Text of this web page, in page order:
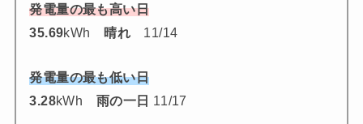
発電量の最も高い日
35.69kWh 晴れ11/14
発電量の最も低い日
3.28kWh 雨の一日 11/17